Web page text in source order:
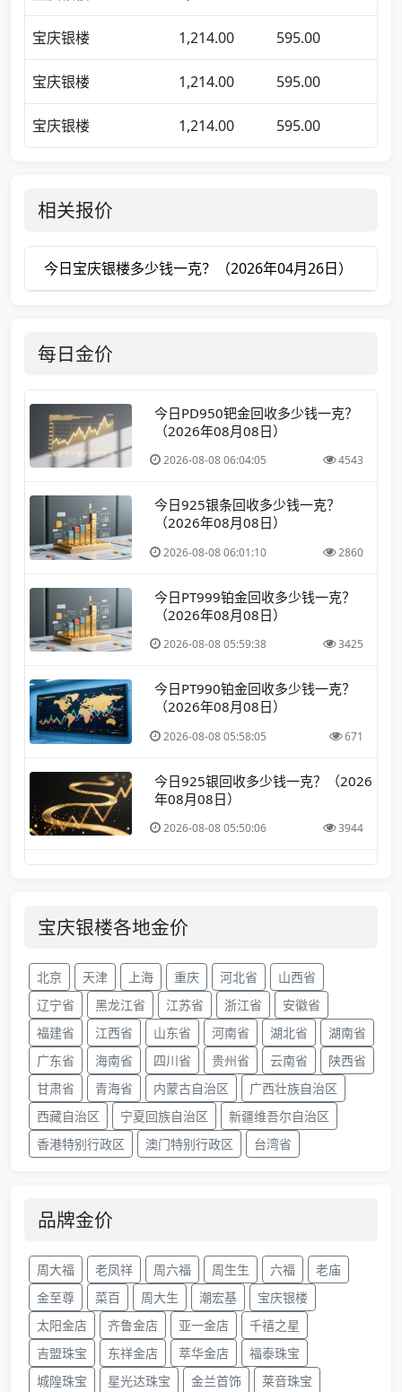
宝庆银楼 1,214.00 595.00
宝庆银楼 1,214.00 595.00
宝庆银楼 1,214.00 595.00
相关报价
今日宝庆银楼多少钱一克？（2026年04月26日）
每日金价
今日PD950钯金回收多少钱一克？
（2026年08月08日）
2026-08-08 06:04:05 4543
今日925银条回收多少钱一克？
（2026年08月08日）
2026-08-08 06:01:10 2860
今日PT999铂金回收多少钱一克？
（2026年08月08日）
2026-08-08 05:59:38 3425
今日PT990铂金回收多少钱一克？
（2026年08月08日）
2026-08-08 05:58:05 671
今日925银回收多少钱一克？（2026
年08月08日）
2026-08-08 05:50:06 3944
宝庆银楼各地金价
北京 天津 上海 重庆 河北省
山西省
辽宁省
黑龙江省 江苏省 浙江省
安徽省
福建省
江西省 山东省 河南省 湖北省
湖南省
广东省
海南省 四川省 贵州省 云南省
陕西省
甘肃省
青海省 内蒙古自治区
广西壮族自治区
西藏自治区
宁夏回族自治区
新疆维吾尔自治区
香港特别行政区
澳门特别行政区 台湾省
品牌金价
周大福 老凤祥 周六福 周生生 六福
老庙
金至尊
菜百 周大生 潮宏基
宝庆银楼
太阳金店
齐鲁金店 亚一金店
千禧之星
吉盟珠宝
东祥金店 萃华金店
福泰珠宝
城隍珠宝
星光达珠宝 金兰首饰
莱音珠宝